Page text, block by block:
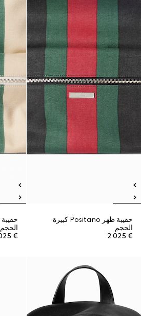
حقيبة ظهر Positano كبيرة
الحجم
€ 2.025
الحجم
€ 2.025